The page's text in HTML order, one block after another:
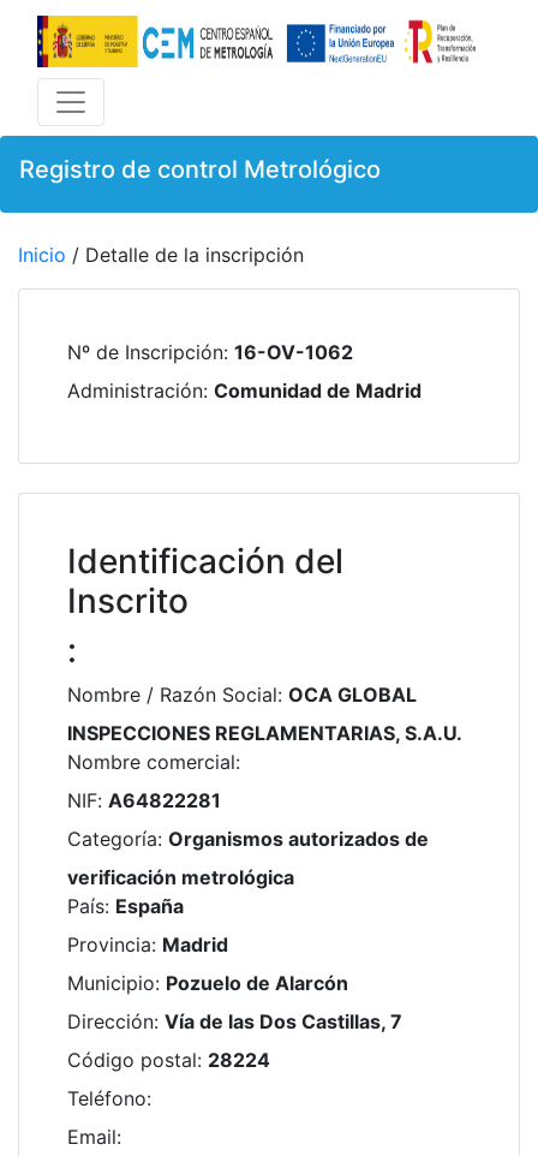
Registro de control Metrológico
Inicio / Detalle de la inscripción
Nº de Inscripción: 16-OV-1062
Administración: Comunidad de Madrid
Identificación del
Inscrito
:
Nombre / Razón Social: OCA GLOBAL
INSPECCIONES REGLAMENTARIAS, S.A.U.
Nombre comercial:
NIF: A64822281
Categoría: Organismos autorizados de
verificación metrológica
País: España
Provincia: Madrid
Municipio: Pozuelo de Alarcón
Dirección: Vía de las Dos Castillas, 7
Código postal: 28224
Teléfono:
Email: